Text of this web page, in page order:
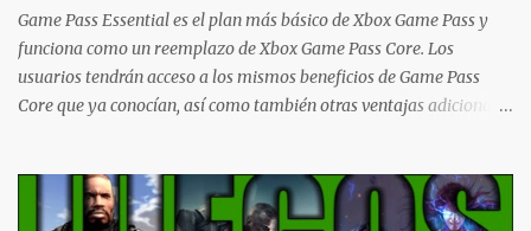
Ofertas - Estados Unidos Ofertas - España Todas las ofertas de
Xbox One también aplican a Xbox Series, a excepción de los jue...
Game Pass Essential es el plan más básico de Xbox Game Pass y
funciona como un reemplazo de Xbox Game Pass Core. Los
usuarios tendrán acceso a los mismos beneficios de Game Pass
Core que ya conocían, así como también otras ventajas adicionales
que están en Xbox y PC, que van desde skins, desbloqueo de
personajes, paquetes de armas hasta emotes, monedas virtuales y